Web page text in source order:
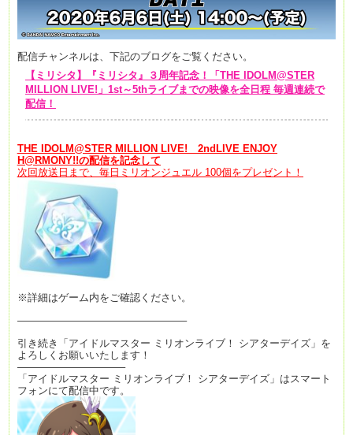
配信チャンネルは、下記のブログをご覧ください。
【ミリシタ】『ミリシタ』３周年記念！「THE IDOLM@STER
MILLION LIVE!」1st～5thライブまでの映像を全日程 毎週連続で
配信！
THE IDOLM@STER MILLION LIVE! 2ndLIVE ENJOY
H@RMONY!!の配信を記念して
次回放送日まで、毎日ミリオンジュエル 100個をプレゼント！
※詳細はゲーム内をご確認ください。
————————————————–
引き続き「アイドルマスター ミリオンライブ！ シアターデイズ」を
よろしくお願いいたします！
——————————–
「アイドルマスター ミリオンライブ！ シアターデイズ」はスマート
フォンにて配信中です。